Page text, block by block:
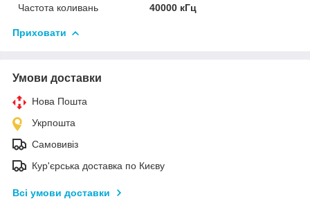
Частота коливань
40000 кГц
Приховати
Умови доставки
Нова Пошта
Укрпошта
Самовивіз
Кур'єрська доставка по Києву
Всі умови доставки